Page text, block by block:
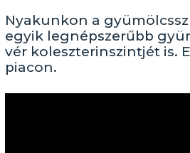
Nyakunkon a
egyik legnépszerűbb
vér koleszterinszintjét is.
piacon.